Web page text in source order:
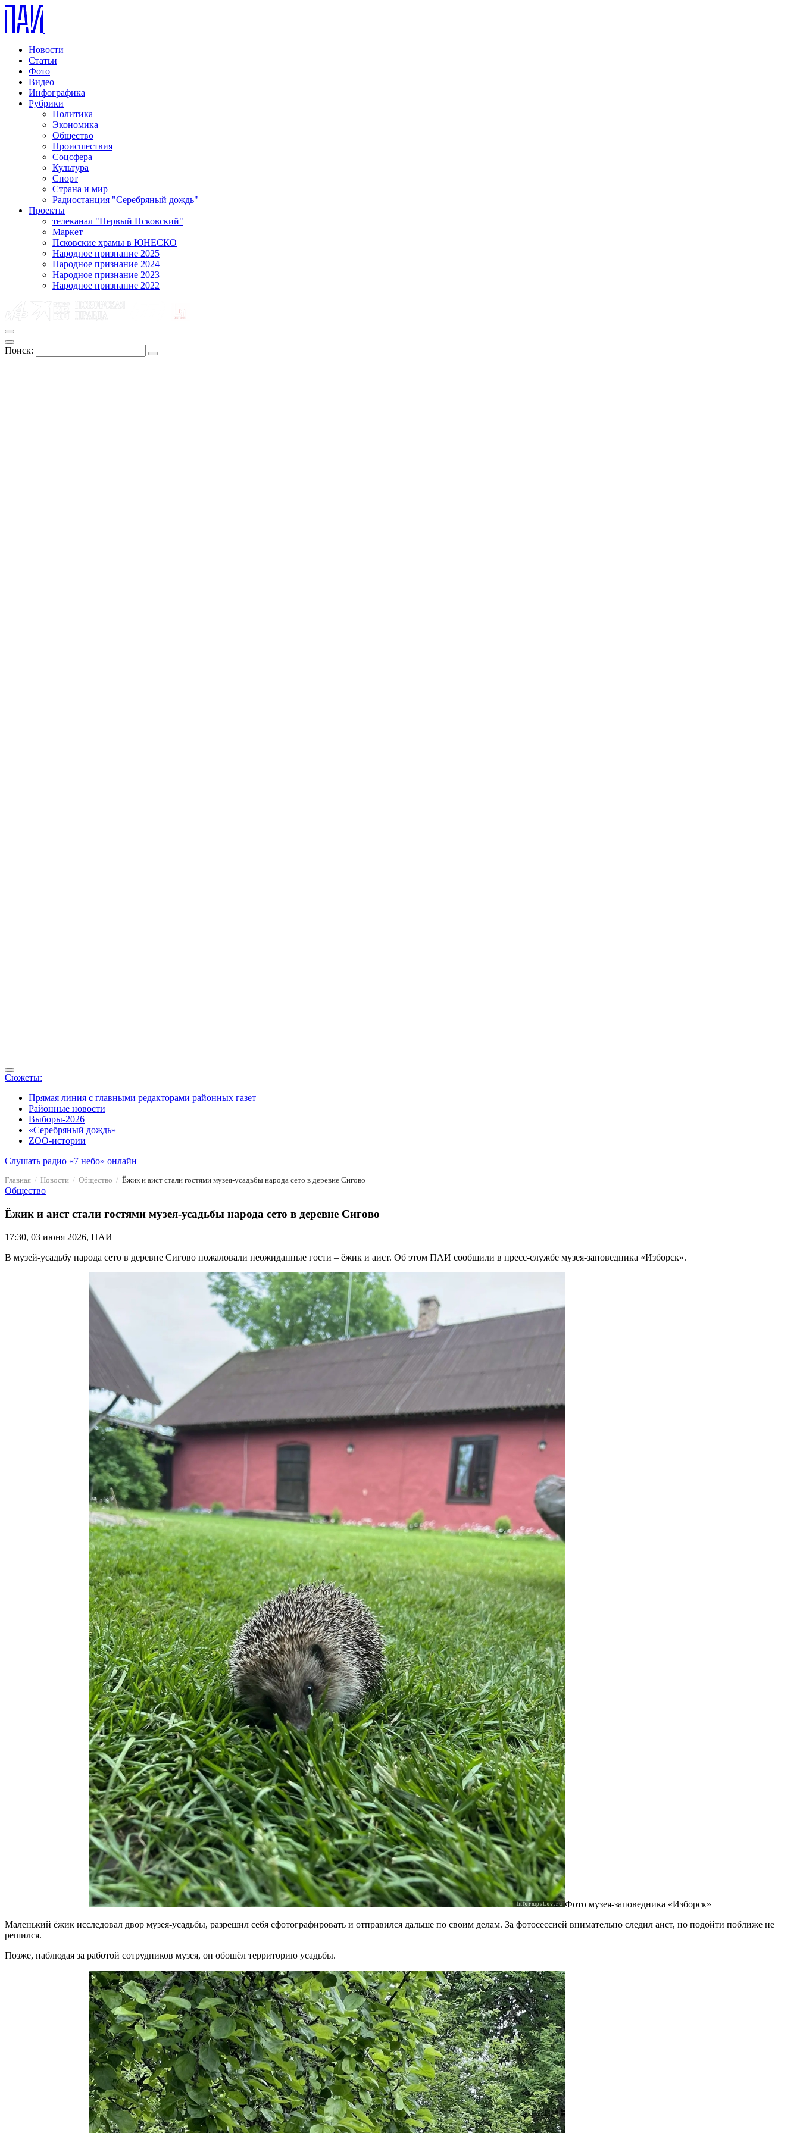
Новости
Статьи
Фото
Видео
Инфографика
Рубрики
Политика
Экономика
Общество
Происшествия
Соцсфера
Культура
Спорт
Страна и мир
Радиостанция "Серебряный дождь"
Проекты
телеканал "Первый Псковский"
Маркет
Псковские храмы в ЮНЕСКО
Народное признание 2025
Народное признание 2024
Народное признание 2023
Народное признание 2022
Поиск:
Сюжеты:
Прямая линия с главными редакторами районных газет
Районные новости
Выборы-2026
«Серебряный дождь»
ZOO-истории
Слушать радио «7 небо» онлайн
Главная Новости Общество Ёжик и аист стали гостями музея-усадьбы народа сето в деревне Сигово
Общество
Ёжик и аист стали гостями музея-усадьбы народа сето в деревне Сигово
17:30, 03 июня 2026, ПАИ
В музей-усадьбу народа сето в деревне Сигово пожаловали неожиданные гости – ёжик и аист. Об этом ПАИ сообщили в пресс-службе музея-заповедника «Изборск».
Фото музея-заповедника «Изборск»
Маленький ёжик исследовал двор музея-усадьбы, разрешил себя сфотографировать и отправился дальше по своим делам. За фотосессией внимательно следил аист, но подойти поближе не
решился.
Позже, наблюдая за работой сотрудников музея, он обошёл территорию усадьбы.